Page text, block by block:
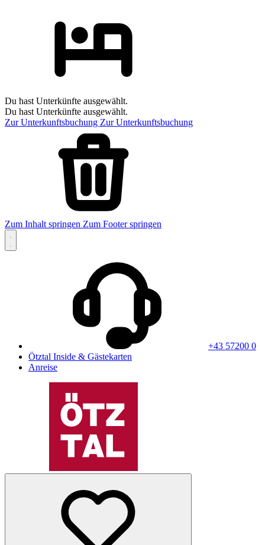
Du hast Unterkünfte ausgewählt.
Du hast Unterkünfte ausgewählt.
Zur Unterkunftsbuchung Zur Unterkunftsbuchung
Zum Inhalt springen Zum Footer springen
+43 57200 0
Ötztal Inside & Gästekarten
Anreise